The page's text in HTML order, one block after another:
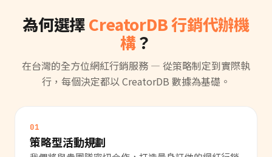
為何選擇CreatorDB 行銷代辦機
構？
在台灣的全方位網紅行銷服務 — 從策略制定到實際執
行，每個決定都以 CreatorDB 數據為基礎。
01
策略型活動規劃